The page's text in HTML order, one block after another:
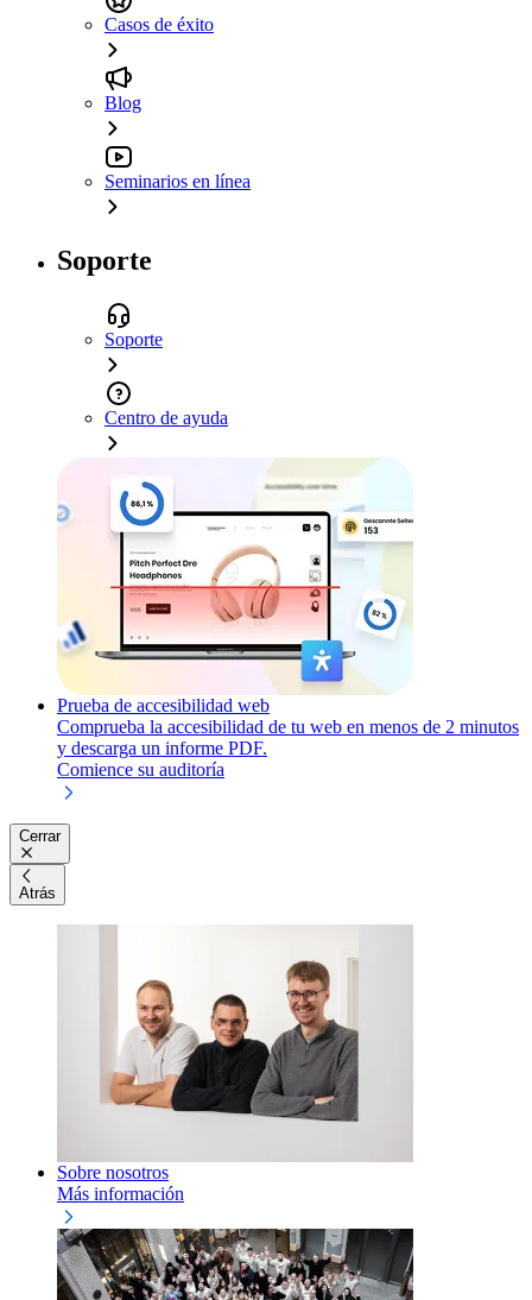
Casos de éxito
Blog
Seminarios en línea
Soporte
Soporte
Centro de ayuda
Prueba de accesibilidad web
Comprueba la accesibilidad de tu web en menos de 2 minutos
y descarga un informe PDF.
Comience su auditoría
Cerrar
Atrás
Sobre nosotros
Más información